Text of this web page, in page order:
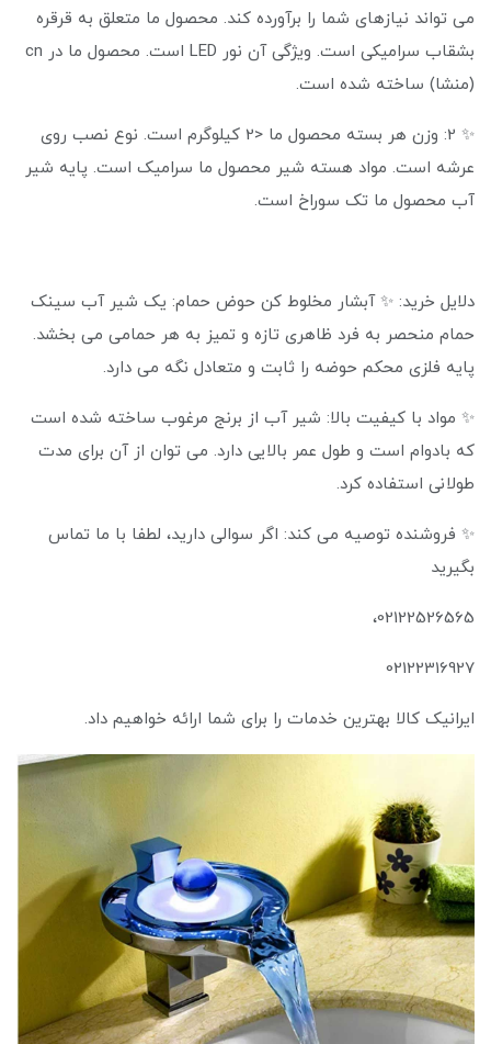
می تواند نیازهای شما را برآورده کند. محصول ما متعلق به قرقره
بشقاب سرامیکی است. ویژگی آن نور LED است. محصول ما در cn
(منشا) ساخته شده است.
✨ 2: وزن هر بسته محصول ما <2 کیلوگرم است. نوع نصب روی
عرشه است. مواد هسته شیر محصول ما سرامیک است. پایه شیر
آب محصول ما تک سوراخ است.
دلایل خرید: ✨ آبشار مخلوط کن حوض حمام: یک شیر آب سینک
حمام منحصر به فرد ظاهری تازه و تمیز به هر حمامی می بخشد.
پایه فلزی محکم حوضه را ثابت و متعادل نگه می دارد.
✨ مواد با کیفیت بالا: شیر آب از برنج مرغوب ساخته شده است
که بادوام است و طول عمر بالایی دارد. می توان از آن برای مدت
طولانی استفاده کرد.
✨ فروشنده توصیه می کند: اگر سوالی دارید، لطفا با ما تماس
بگیرید
02122526565،
02122316927
ایرانیک کالا بهترین خدمات را برای شما ارائه خواهیم داد.